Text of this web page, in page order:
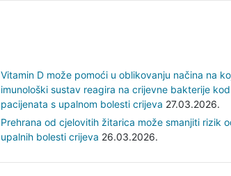
Vitamin D može pomoći u oblikovanju načina na
imunološki sustav reagira na crijevne bakterije kod
pacijenata s upalnom bolesti crijeva 27.03.2026.
Prehrana od cjelovitih žitarica može smanjiti rizik
upalnih bolesti crijeva 26.03.2026.